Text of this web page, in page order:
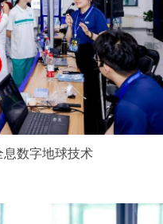
数字地球技术